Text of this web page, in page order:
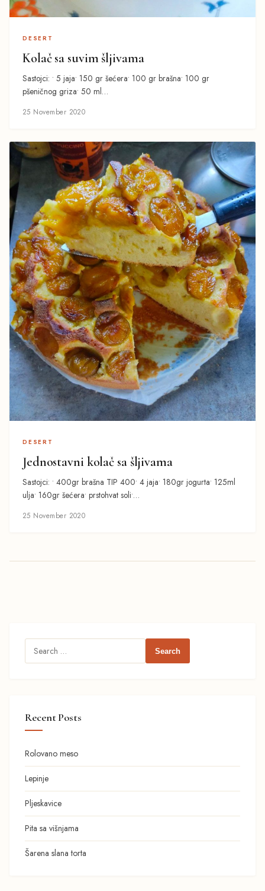
DESERT
Kolač sa suvim šljivama
Sastojci: • 5 jaja• 150 gr šećera• 100 gr brašna• 100 gr
pšeničnog griza• 50 ml…
25 November 2020
DESERT
Jednostavni kolač sa šljivama
Sastojci: • 400gr brašna TIP 400• 4 jaja• 180gr jogurta• 125ml
ulja• 160gr šećera• prstohvat soli•…
25 November 2020
Search
for:
Recent Posts
Rolovano meso
Lepinje
Pljeskavice
Pita sa višnjama
Šarena slana torta